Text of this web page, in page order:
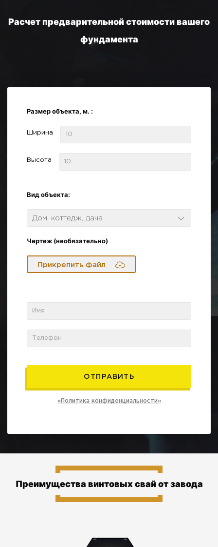
Расчет предварительной стоимости вашего
фундамента
Размер объекта, м. :
Ширина
Высота
Вид объекта:
Дом, коттедж, дача
Чертеж (необязательно)
Прикрепить файл
«Политика конфиденциальности»
Преимущества винтовых свай от завода